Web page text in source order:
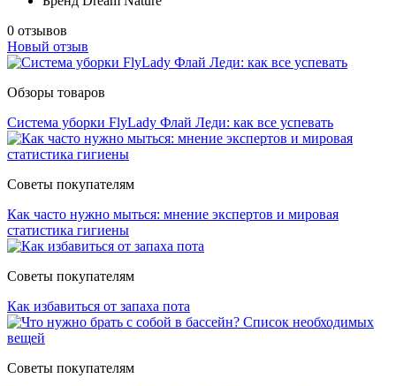
0 отзывов
Новый отзыв
Обзоры товаров
Система уборки FlyLady Флай Леди: как все успевать
Советы покупателям
Как часто нужно мыться: мнение экспертов и мировая
статистика гигиены
Советы покупателям
Как избавиться от запаха пота
Советы покупателям